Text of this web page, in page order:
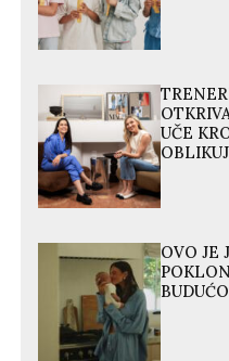
UČE
OVO JE